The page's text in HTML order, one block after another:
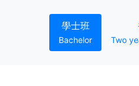
學士班(current)
Bachelor Two